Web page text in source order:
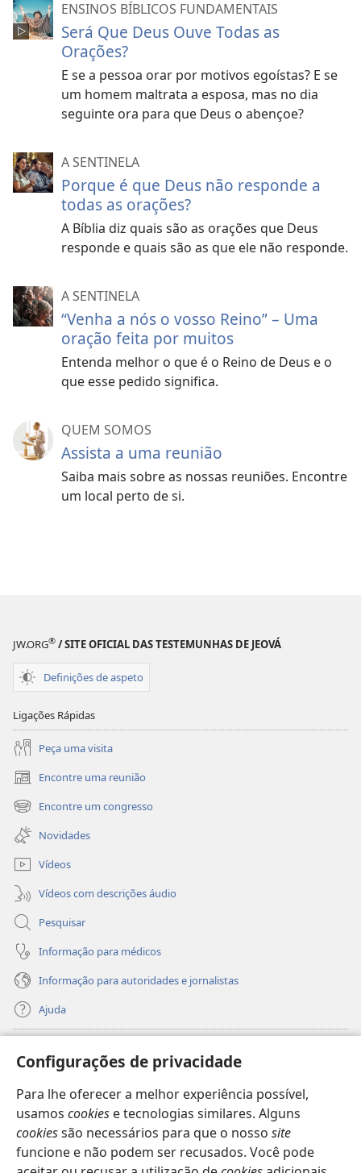
Configurações de privacidade
Para lhe oferecer a melhor experiência possível,
usamos cookies e tecnologias similares. Alguns
cookiessão necessários para que o nosso site
funcione e não podem ser recusados. Você pode
ENSINOS BÍBLICOS FUNDAMENTAIS
Será Que Deus Ouve Todas as
Orações?
E se a pessoa orar por motivos egoístas? E se
um homem maltrata a esposa, mas no dia
seguinte ora para que Deus o abençoe?
A SENTINELA
Porque é que Deus não responde a
todas as orações?
A Bíblia diz quais são as orações que Deus
responde e quais são as que ele não responde.
A SENTINELA
“Venha a nós o vosso Reino” – Uma
oração feita por muitos
Entenda melhor o que é o Reino de Deus e o
que esse pedido significa.
QUEM SOMOS
Assista a uma reunião
Saiba mais sobre as nossas reuniões. Encontre
um local perto de si.
JW.ORG® / SITE OFICIAL DAS TESTEMUNHAS DE JEOVÁ
Definições de aspeto
Ligações Rápidas
Peça uma visita
Encontre uma reunião
(abre
uma
nova
janela)
Encontre um congresso
(abre
uma
nova
janela)
Novidades
Vídeos
Vídeos com descrições áudio
Pesquisar
Informação para médicos
Informação para autoridades e jornalistas
Ajuda
(abre
uma
nova
janela)
BibliotecaOnline da Torre de Vigia™
(abre
uma
nova
janela)
JW Hub
(abre
uma
nova JW Library